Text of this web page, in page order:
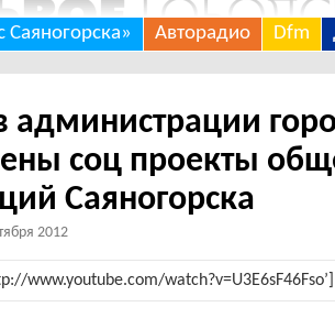
Саяногорска» Авторадио Dfm
администрации
соц проекты
Саяногорска
2012
www.youtube.com/watch?v=U3E6sF46Fso’]